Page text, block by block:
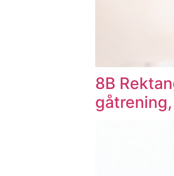
8B